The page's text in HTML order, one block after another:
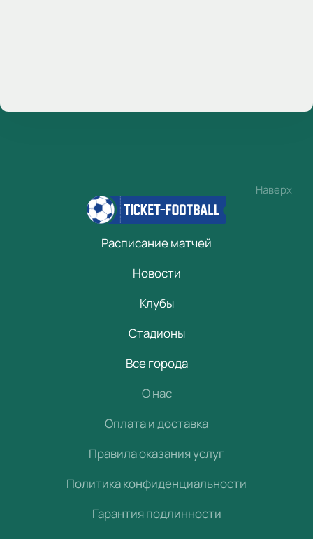
Наверх
Расписание матчей
Новости
Клубы
Стадионы
Все города
О нас
Оплата и доставка
Правила оказания услуг
Политика конфиденциальности
Гарантия подлинности